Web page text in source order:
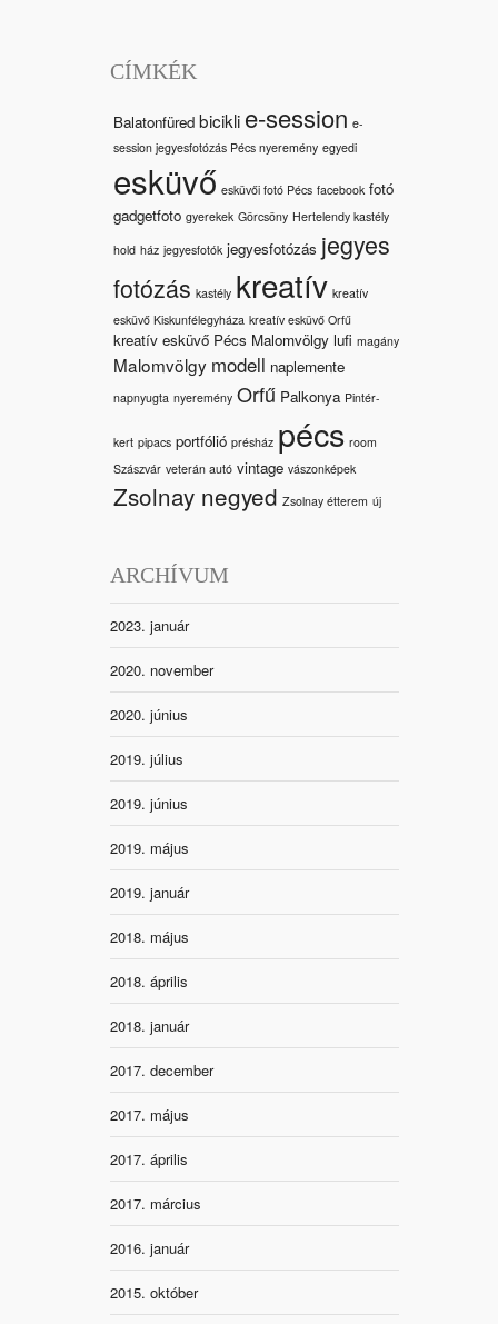
CÍMKÉK
Balatonfüred bicikli e-session e-
session jegyesfotózás Pécs nyeremény egyedi
esküvő esküvői fotó Pécs facebook fotó
gadgetfoto gyerekek Görcsöny Hertelendy kastély
hold ház jegyesfotók jegyesfotózás jegyes
fotózás kastély kreatív kreatív
esküvő Kiskunfélegyháza kreatív esküvő Orfű
kreatív esküvő Pécs Malomvölgy lufi magány
Malomvölgy modell naplemente
napnyugta nyeremény Orfű Palkonya Pintér-
kert pipacs portfólió présház pécs room
Szászvár veterán autó vintage vászonképek
Zsolnay negyed Zsolnay étterem új
ARCHÍVUM
2023. január
2020. november
2020. június
2019. július
2019. június
2019. május
2019. január
2018. május
2018. április
2018. január
2017. december
2017. május
2017. április
2017. március
2016. január
2015. október